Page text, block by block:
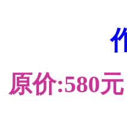
原价:580